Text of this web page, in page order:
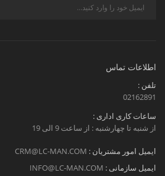
اطلاعات تماس
تلفن :
02162891
ساعات کاری اداری :
از شنبه تا چهارشنبه : از ساعت 9 الی 19
ایمیل امور مشتریان : CRM@LC-MAN.COM
ایمیل سازمانی : INFO@LC-MAN.COM